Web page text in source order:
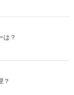
は？
？